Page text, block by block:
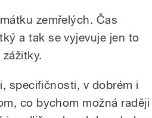
zemřelých. Čas
a tak se vyjevuje jen to
specifičnosti, v dobrém i
co bychom možná raději